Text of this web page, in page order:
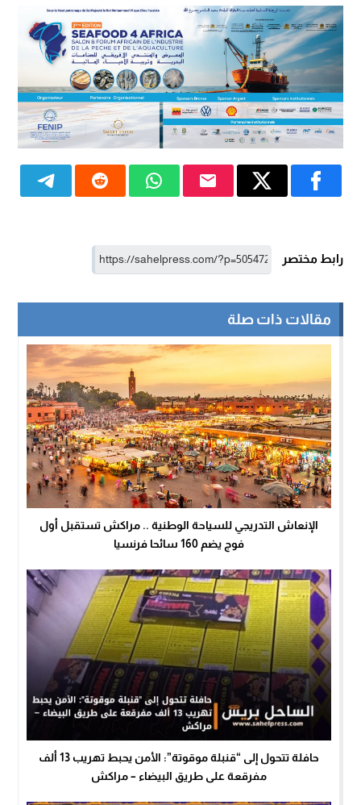
رابط مختصر
مقالات ذات صلة
الإنعاش التدريجي للسياحة الوطنية .. مراكش تستقبل أول
فوج يضم 160 سائحا فرنسيا
حافلة تتحول إلى “قنبلة موقوتة”: الأمن يحبط تهريب 13 ألف
مفرقعة على طريق البيضاء – مراكش